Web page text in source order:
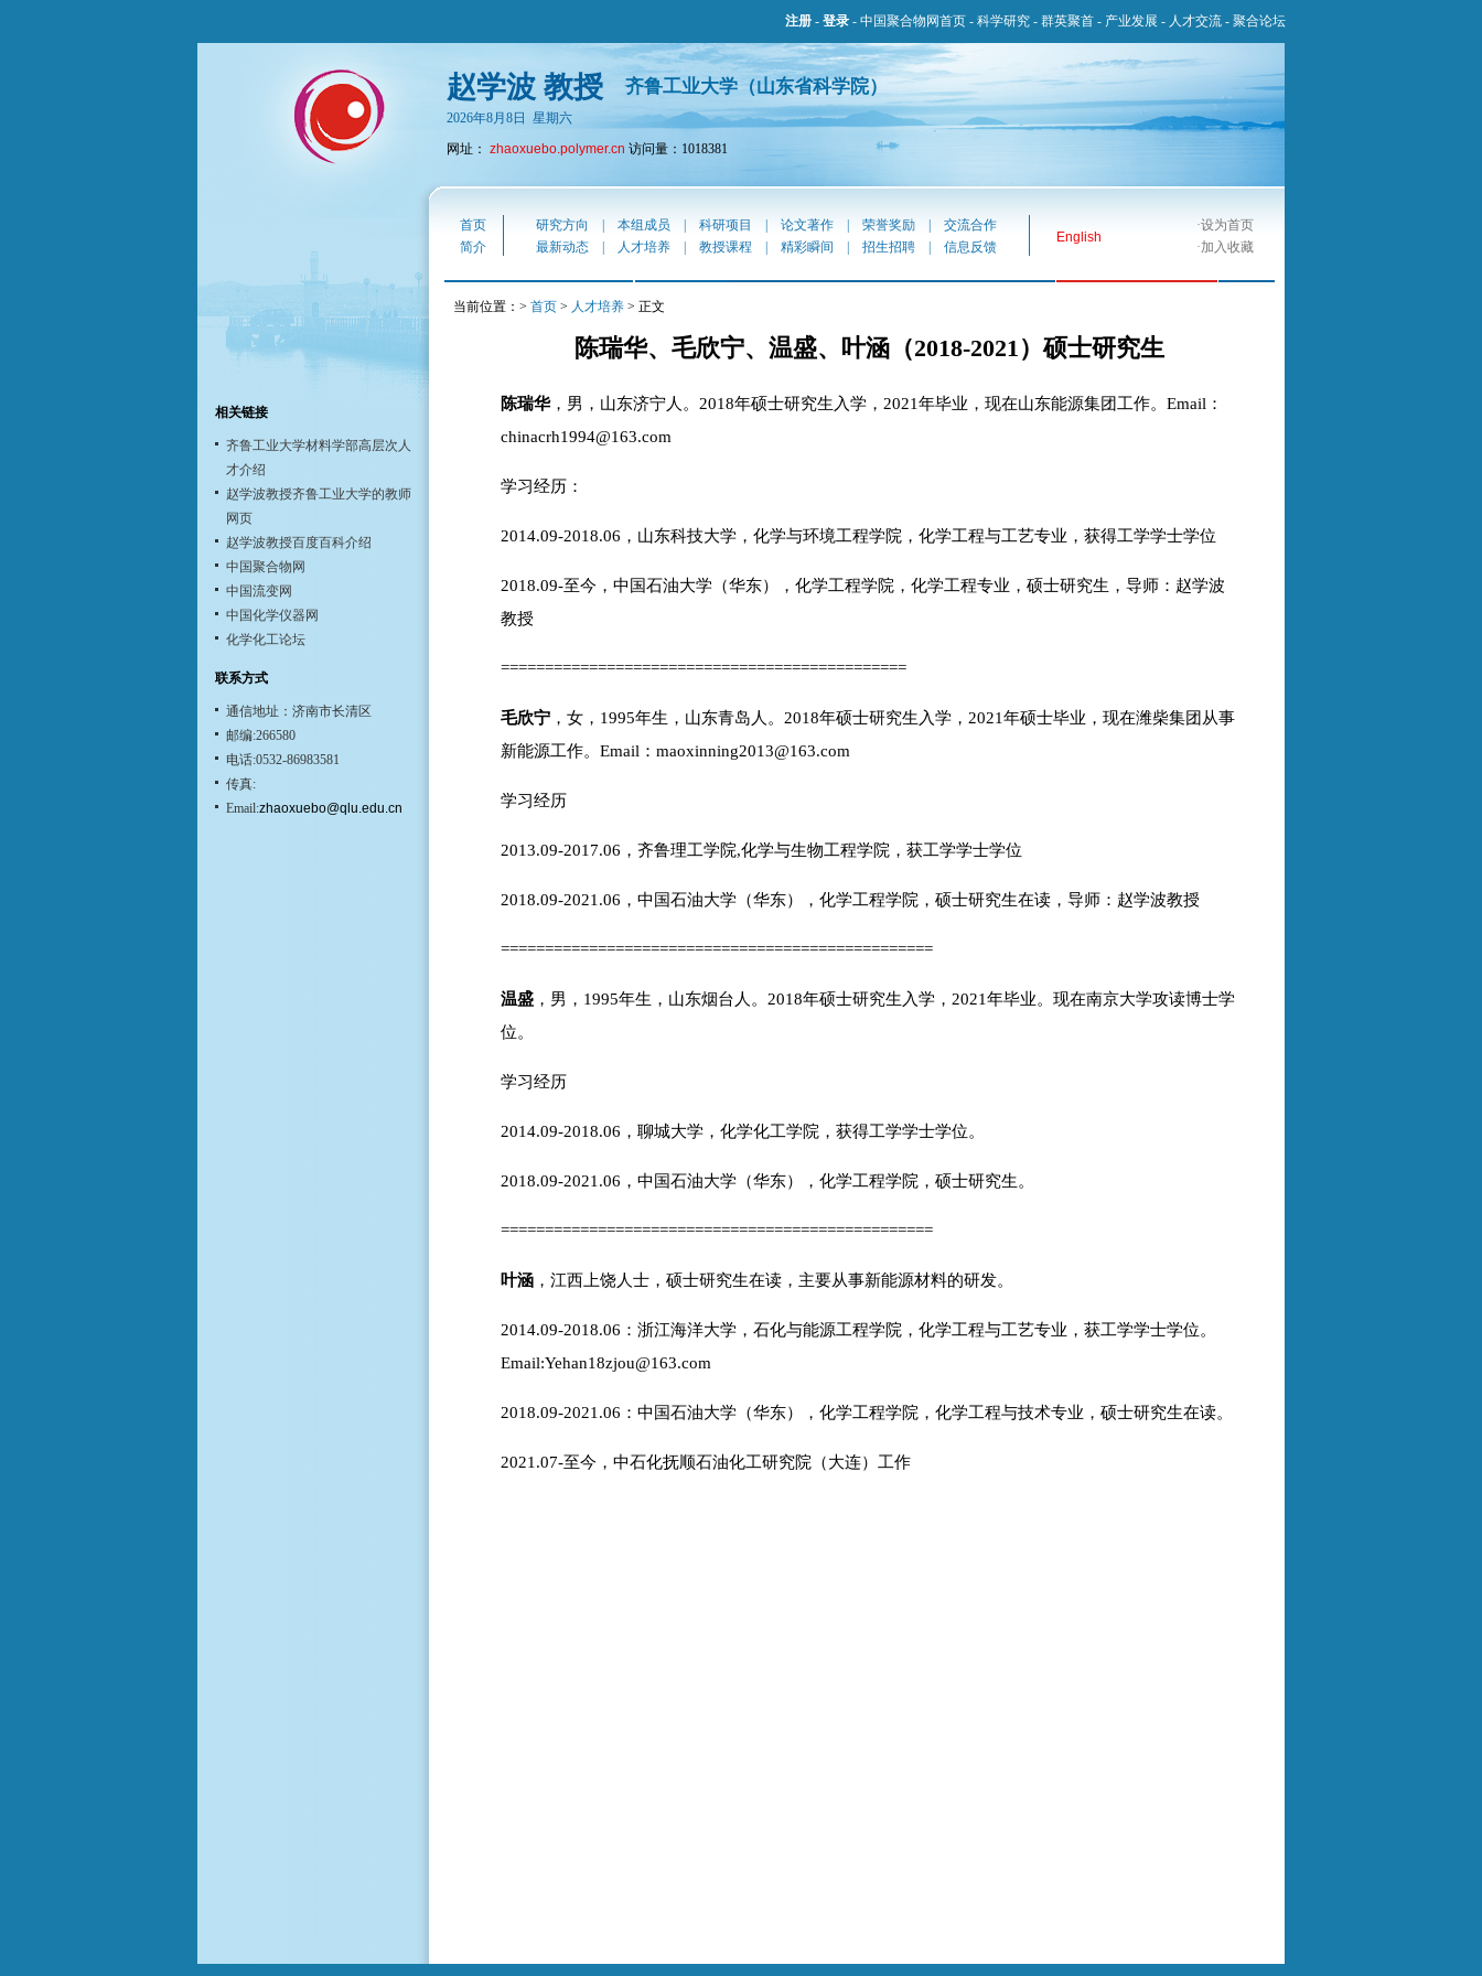
注册 - 登录 - 中国聚合物网首页 - 科学研究 - 群英聚首 - 产业发展 - 人才交流 - 聚合论坛
赵学波 教授 齐鲁工业大学（山东省科学院）
2026年8月8日 星期六
网址： zhaoxuebo.polymer.cn 访问量：1018381
相关链接
齐鲁工业大学材料学部高层次人
才介绍
赵学波教授齐鲁工业大学的教师
网页
赵学波教授百度百科介绍
中国聚合物网
中国流变网
中国化学仪器网
化学化工论坛
联系方式
通信地址：济南市长清区
邮编:266580
电话:0532-86983581
传真:
Email:zhaoxuebo@qlu.edu.cn
首页 研究方向 本组成员 科研项目 论文著作 荣誉奖励 交流合作
English
·设为首页
简介
最新动态 人才培养 教授课程 精彩瞬间 招生招聘 信息反馈 ·加入收藏
当前位置：> 首页 > 人才培养 > 正文
陈瑞华、毛欣宁、温盛、叶涵（2018-2021）硕士研究生
陈瑞华，男，山东济宁人。2018年硕士研究生入学，2021年毕业，现在山东能源集团工作。Email：
chinacrh1994@163.com
学习经历：
2014.09-2018.06，山东科技大学，化学与环境工程学院，化学工程与工艺专业，获得工学学士学位
2018.09-至今，中国石油大学（华东），化学工程学院，化学工程专业，硕士研究生，导师：赵学波
教授
==============================================
毛欣宁 ，女，1995年生，山东青岛人。2018年硕士研究生入学，2021年硕士毕业，现在潍柴集团从事
新能源工作。Email：maoxinning2013@163.com
学习经历
2013.09-2017.06，齐鲁理工学院,化学与生物工程学院，获工学学士学位
2018.09-2021.06，中国石油大学（华东），化学工程学院，硕士研究生在读，导师：赵学波教授
=================================================
温盛 ，男，1995年生，山东烟台人。2018年硕士研究生入学，2021年毕业。现在南京大学攻读博士学
位。
学习经历
2014.09-2018.06，聊城大学，化学化工学院，获得工学学士学位。
2018.09-2021.06，中国石油大学（华东），化学工程学院，硕士研究生。
=================================================
叶涵 ，江西上饶人士，硕士研究生在读，主要从事新能源材料的研发。
2014.09-2018.06：浙江海洋大学，石化与能源工程学院，化学工程与工艺专业，获工学学士学位。
Email:Yehan18zjou@163.com
2018.09-2021.06：中国石油大学（华东），化学工程学院，化学工程与技术专业，硕士研究生在读。
2021.07-至今，中石化抚顺石油化工研究院（大连）工作